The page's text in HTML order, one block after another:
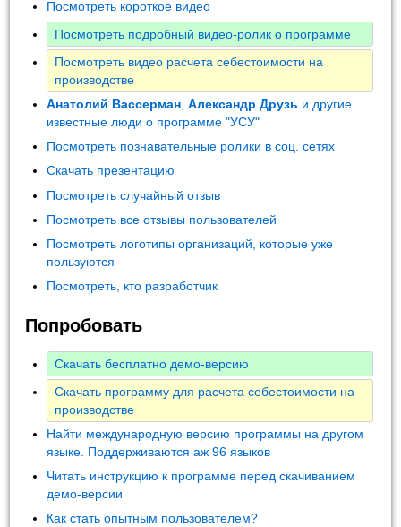
Посмотреть короткое видео
Посмотреть подробный видео-ролик о программе
Посмотреть видео расчета себестоимости на
производстве
Анатолий Вассерман ,Александр Друзь и другие
известные люди о программе "УСУ"
Посмотреть познавательные ролики в соц. сетях
Скачать презентацию
Посмотреть случайный отзыв
Посмотреть все отзывы пользователей
Посмотреть логотипы организаций, которые уже
пользуются
Посмотреть, кто разработчик
Попробовать
Скачать бесплатно демо-версию
Скачать программу для расчета себестоимости на
производстве
Найти международную версию программы на другом
языке. Поддерживаются аж 96 языков
Читать инструкцию к программе перед скачиванием
демо-версии
Как стать опытным пользователем?